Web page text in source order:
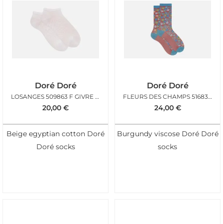
Doré Doré
LOSANGES 509863 F GIVRE BLANC
20,00 €
Beige egyptian cotton Doré
Doré socks
Doré Doré
FLEURS DES CHAMPS 516835 F LIBELLULE
24,00 €
Burgundy viscose Doré Doré
socks